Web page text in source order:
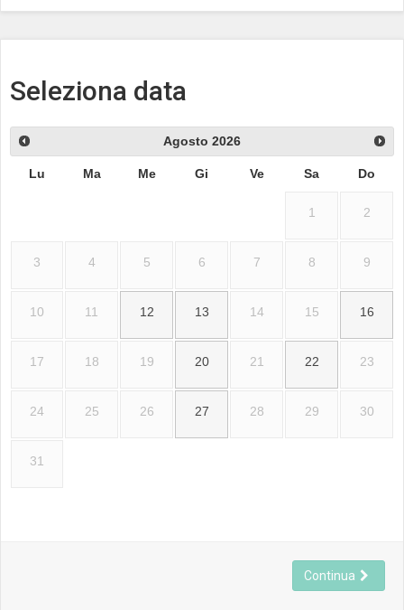
Seleziona data
Agosto 2026
Lu Ma Me Gi Ve Sa Do
1 2
3 4 5 6 7 8 9
10 11 12 13 14 15 16
17 18 19 20 21 22 23
24 25 26 27 28 29 30
31
Continua